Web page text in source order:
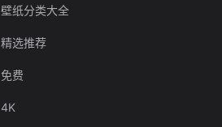
壁纸分类大全
精选推荐
免费
4K